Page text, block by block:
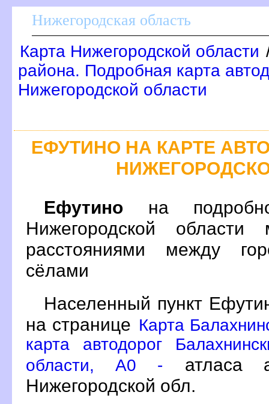
Нижегородская область
Карта Нижегородской области
района. Подробная карта
Нижегородской области
ЕФУТИНО НА КАРТЕ
Ефутино на
Нижегородской
расстояниями между
сёлами
Населенный пункт
на странице Карта
карта автодорог
области, A0 -
атласа
Нижегородской обл.